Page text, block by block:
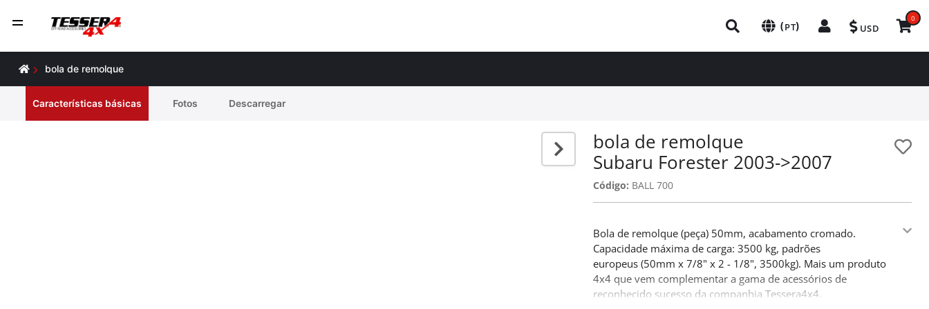
(PT) USD
0
bola de remolque
Características básicas Fotos Descarregar
bola de remolque
Subaru Forester 2003->2007
Código: BALL 700
Bola de remolque (peça) 50mm, acabamento cromado.
Capacidade máxima de carga: 3500 kg, padrões
europeus (50mm x 7/8" x 2 - 1/8", 3500kg). Mais um produto
4x4 que vem complementar a gama de acessórios de
reconhecido sucesso da companhia Tessera4x4.